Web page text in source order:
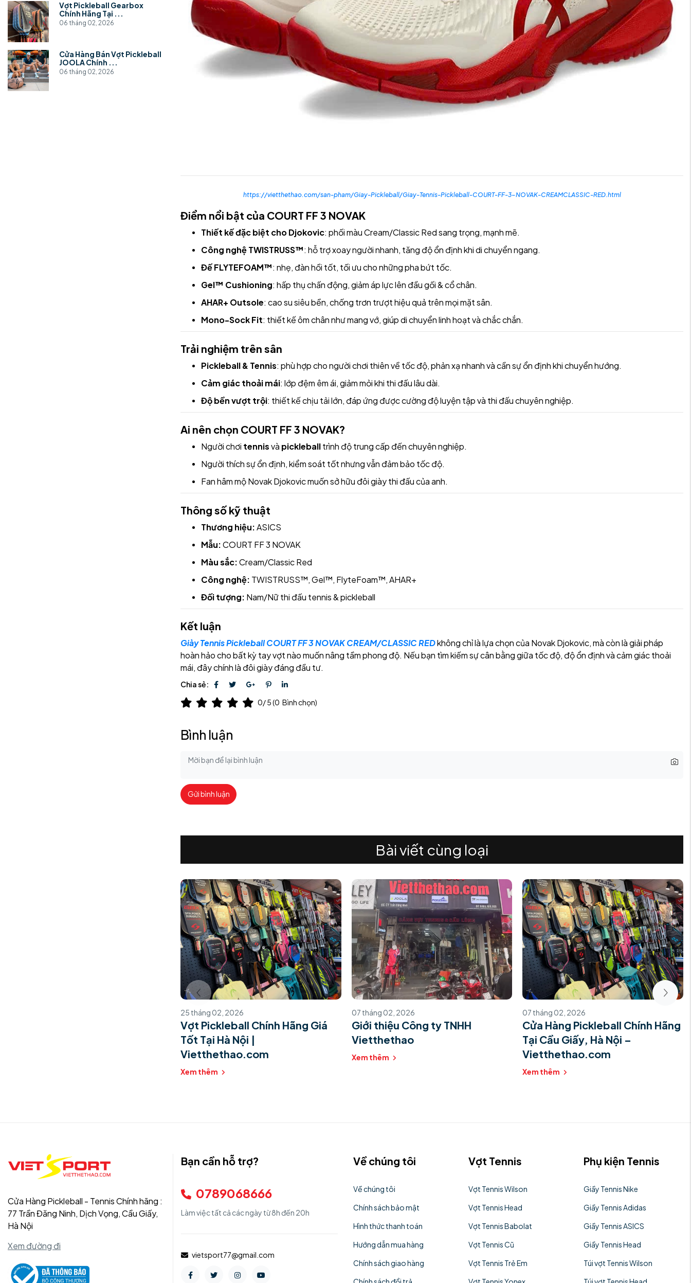
Vợt Pickleball Gearbox
Chính Hãng Tại ...
06 tháng 02, 2026
Cửa Hàng Bán Vợt Pickleball
JOOLA Chính ...
06 tháng 02, 2026
https://vietthethao.com/san-pham/Giay-Pickleball/Giay-Tennis-Pickleball-COURT-FF-3-NOVAK-CREAMCLASSIC-RED.html
Điểm nổi bật của COURT FF 3 NOVAK
Thiết kế đặc biệt cho Djokovic: phối màu Cream/Classic Red sang trọng, mạnh mẽ.
Công nghệ TWISTRUSS™: hỗ trợ xoay người nhanh, tăng độ ổn định khi di chuyển ngang.
Đế FLYTEFOAM™: nhẹ, đàn hồi tốt, tối ưu cho những pha bứt tốc.
Gel™ Cushioning: hấp thụ chấn động, giảm áp lực lên đầu gối & cổ chân.
AHAR+ Outsole: cao su siêu bền, chống trơn trượt hiệu quả trên mọi mặt sân.
Mono-Sock Fit: thiết kế ôm chân như mang vớ, giúp di chuyển linh hoạt và chắc chắn.
Trải nghiệm trên sân
Pickleball & Tennis: phù hợp cho người chơi thiên về tốc độ, phản xạ nhanh và cần sự ổn định khi chuyển hướng.
Cảm giác thoải mái: lớp đệm êm ái, giảm mỏi khi thi đấu lâu dài.
Độ bền vượt trội: thiết kế chịu tải lớn, đáp ứng được cường độ luyện tập và thi đấu chuyên nghiệp.
Ai nên chọn COURT FF 3 NOVAK?
Người chơi tennisvà pickleballtrình độ trung cấp đến chuyên nghiệp.
Người thích sự ổn định, kiểm soát tốt nhưng vẫn đảm bảo tốc độ.
Fan hâm mộ Novak Djokovic muốn sở hữu đôi giày thi đấu của anh.
Thông số kỹ thuật
Thương hiệu:ASICS
Mẫu:COURT FF 3 NOVAK
Màu sắc:Cream/Classic Red
Công nghệ: TWISTRUSS™, Gel™, FlyteFoam™, AHAR+
Đối tượng: Nam/Nữ thi đấu tennis & pickleball
Kết luận
Giày Tennis Pickleball COURT FF 3 NOVAK CREAM/CLASSIC REDkhông chỉ là lựa chọn của Novak Djokovic, mà còn là giải pháp
hoàn hảo cho bất kỳ tay vợt nào muốn nâng tầm phong độ. Nếu bạn tìm kiếm sự cân bằng giữa tốc độ, độ ổn định và cảm giác thoải
mái, đây chính là đôi giày đáng đầu tư.
Chia sẻ:
0/ 5 (0 Bình chọn)
Bình luận
Gửi bình luận
Bài viết cùng loại
25 tháng 02, 2026
Vợt Pickleball Chính Hãng Giá
Tốt Tại Hà Nội |
Vietthethao.com
Xem thêm
07 tháng 02, 2026
Giới thiệu Công ty TNHH
Vietthethao
Xem thêm
07 tháng 02, 2026
Cửa Hàng Pickleball Chính Hãng
Tại Cầu Giấy, Hà Nội –
Vietthethao.com
Xem thêm
Cửa Hàng Pickleball - Tennis Chính hãng :
77 Trần Đăng Ninh, Dịch Vọng, Cầu Giấy,
Hà Nội
Xem đường đi
Bạn cần hỗ trợ?
0789068666
Làm việc tất cả các ngày từ 8h đến 20h
vietsport77@gmail.com
Về chúng tôi
Về chúng tôi
Chính sách bảo mật
Hình thức thanh toán
Hướng dẫn mua hàng
Chính sách giao hàng
Vợt Tennis
Vợt Tennis Wilson
Vợt Tennis Head
Vợt Tennis Babolat
Vợt Tennis Cũ
Vợt Tennis Trẻ Em
Phụ kiện Tennis
Giầy Tennis Nike
Giầy Tennis Adidas
Giầy Tennis ASICS
Giầy Tennis Head
Túi vợt Tennis Wilson